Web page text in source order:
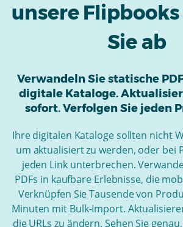
unsere
Sie ab
Verwandeln Sie statische
digitale Kataloge.
sofort. Verfolgen Sie jeden
Ihre digitalen Kataloge sollten nicht
um aktualisiert zu werden, oder bei
jeden Link unterbrechen.
PDFs in kaufbare Erlebnisse, die
Verknüpfen Sie Tausende von
Minuten mit Bulk-Import.
die URLs zu ändern. Sehen Sie